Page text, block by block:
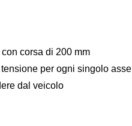
corsa di 200 mm
per ogni singolo asse
dal veicolo